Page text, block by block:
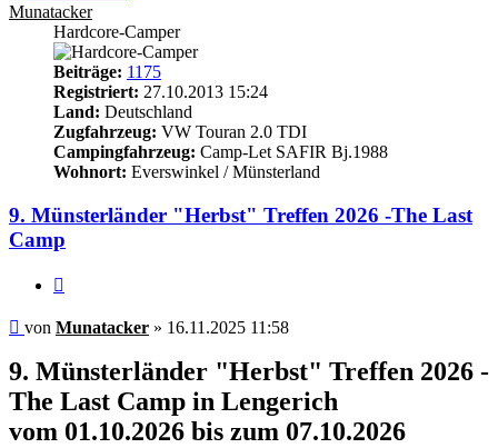
Munatacker
Hardcore-Camper
Beiträge: 1175
Registriert: 27.10.2013 15:24
Land: Deutschland
Zugfahrzeug: VW Touran 2.0 TDI
Campingfahrzeug: Camp-Let SAFIR Bj.1988
Wohnort: Everswinkel / Münsterland
9. Münsterländer "Herbst" Treffen 2026 -The Last
Camp
Beitrag
von Munatacker » 16.11.2025 11:58
9. Münsterländer "Herbst" Treffen 2026 -
The Last Camp in Lengerich
vom 01.10.2026 bis zum 07.10.2026